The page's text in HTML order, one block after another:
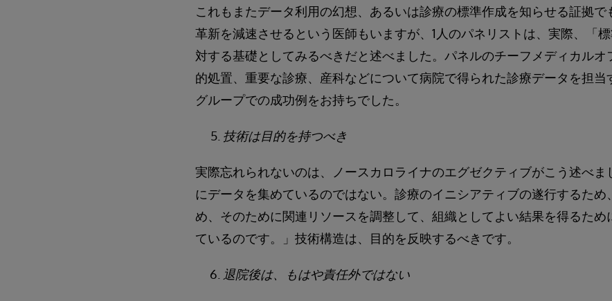
これもまたデータ利用の幻想、あるいは診療の標準作成を知らせる証拠で
革新を減速させるという医師もいますが、1人のパネリストは、実際、「
対する基礎としてみるべきだと述べました。パネルのチーフメディカル
的処置、重要な診療、産科などについて病院で得られた診療データを担
グループでの成功例をお持ちでした。
技術は目的を持つべき
実際忘れられないのは、ノースカロライナのエグゼクティブがこう述べま
にデータを集めているのではない。診療のイニシアティブの遂行するため
め、そのために関連リソースを調整して、組織としてよい結果を得るため
ているのです。」技術構造は、目的を反映するべきです。
退院後は、もはや責任外ではない